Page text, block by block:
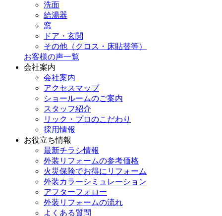
洗面
給湯器
窓
ドア・玄関
その他（クロス・床貼替等）
お客様の声一覧
会社案内
会社案内
アクセスマップ
ショールームのご案内
スタッフ紹介
リック・プロのこだわり
採用情報
お役立ち情報
最新チラシ情報
外装リフォームの参考価格
火災保険でお得にリフォーム
外装カラーシミュレーション
アフターフォロー
外装リフォームの流れ
よくある質問